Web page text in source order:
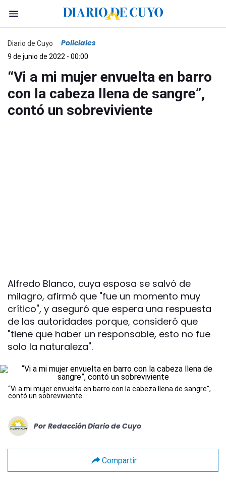
Diario de Cuyo Policiales
9 de junio de 2022 - 00:00
“Vi a mi mujer envuelta en barro
con la cabeza llena de sangre”,
contó un sobreviviente
Alfredo Blanco, cuya esposa se salvó de
milagro, afirmó que "fue un momento muy
crítico", y aseguró que espera una respuesta
de las autoridades porque, consideró que
"tiene que haber un responsable, esto no fue
solo la naturaleza".
“Vi a mi mujer envuelta en barro con la cabeza llena de sangre”,
contó un sobreviviente
Por Redacción Diario de Cuyo
Compartir